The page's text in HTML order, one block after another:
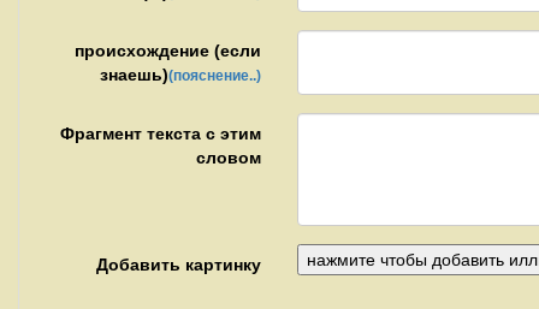
происхождение (если
знаешь)(пояснение..)
Фрагмент текста с этим
словом
Добавить картинку